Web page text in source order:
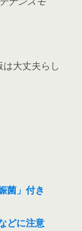
大丈夫らし
菌」付き
どに注意